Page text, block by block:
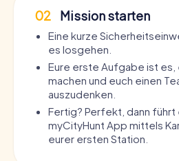
02 Mission starten
Eine kurze
es losgehen.
Eure erste Aufgabe ist es,
machen und euch einen
auszudenken.
Fertig? Perfekt, dann führt
myCityHunt App mittels
eurer ersten Station.